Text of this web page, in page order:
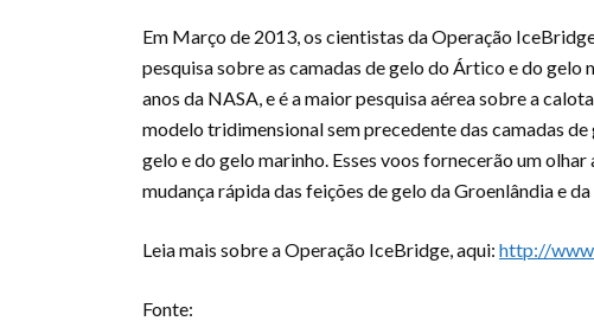
Em Março de 2013, os cientistas da Operação
pesquisa sobre as camadas de gelo do Ártico e do gelo
anos da NASA, e é a maior pesquisa aérea sobre a
modelo tridimensional sem precedente das camadas
gelo e do gelo marinho. Esses voos fornecerão um
mudança rápida das feições de gelo da Groenlândia e
Leia mais sobre a Operação IceBridge, aqui: http://
Fonte: